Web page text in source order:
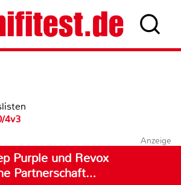
4v3
Anzeige
Purple und Revox
Partnerschaft…